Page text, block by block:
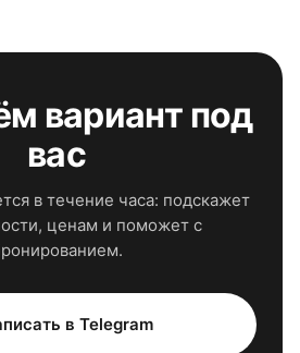
вариант под
вас
в течение часа: подскажет
ценам и поможет с
в Telegram